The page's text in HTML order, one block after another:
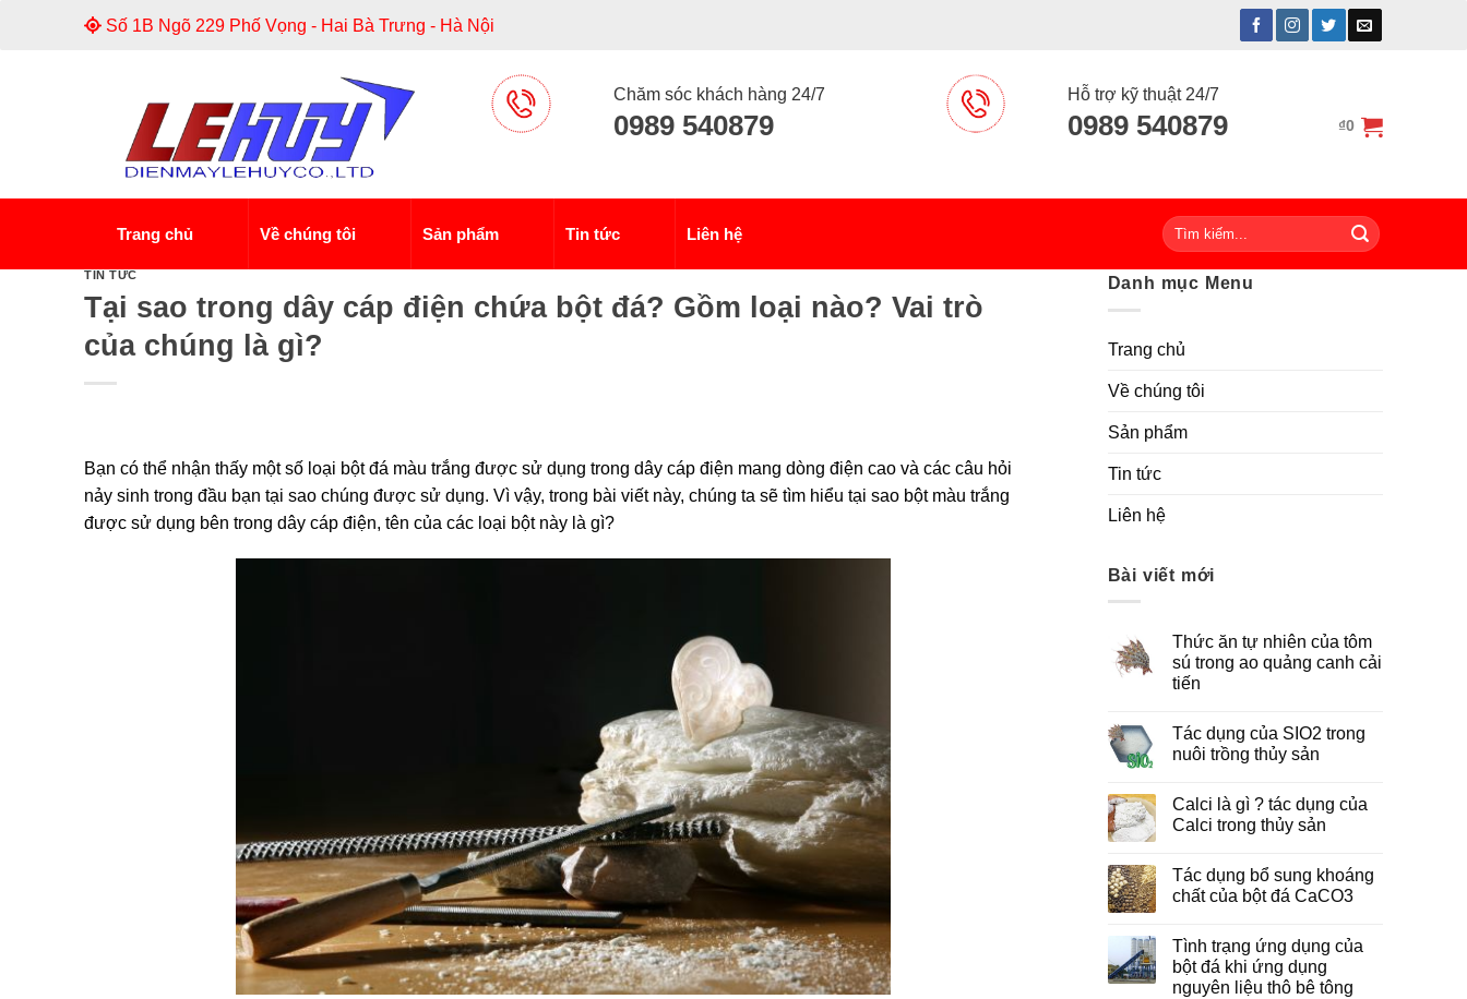
Số 1B Ngõ 229 Phố Vọng - Hai Bà Trưng - Hà Nội
Chăm sóc khách hàng 24/7
0989 540879
Hỗ trợ kỹ thuật 24/7
0989 540879 ₫0
Trang chủ Về chúng tôi Sản phẩm Tin tức Liên hệ
Tìm
kiếm:
TIN TỨC
Tại sao trong dây cáp điện chứa bột đá? Gồm loại nào? Vai trò
của chúng là gì?
Bạn có thể nhận thấy một số loại bột đá màu trắng được sử dụng trong dây cáp điện mang dòng điện cao và các câu hỏi
nảy sinh trong đầu bạn tại sao chúng được sử dụng. Vì vậy, trong bài viết này, chúng ta sẽ tìm hiểu tại sao bột màu trắng
được sử dụng bên trong dây cáp điện, tên của các loại bột này là gì?
Danh mục Menu
Trang chủ
Về chúng tôi
Sản phẩm
Tin tức
Liên hệ
Bài viết mới
Thức ăn tự nhiên của tôm
sú trong ao quảng canh cải
tiến
Tác dụng của SIO2 trong
nuôi trồng thủy sản
Calci là gì ? tác dụng của
Calci trong thủy sản
Tác dụng bổ sung khoáng
chất của bột đá CaCO3
Tình trạng ứng dụng của
bột đá khi ứng dụng
nguyên liệu thô bê tông